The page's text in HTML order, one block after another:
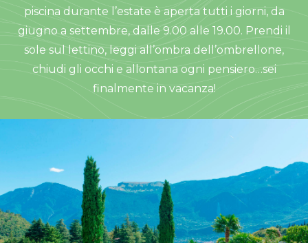
piscina durante l’estate è aperta tutti i giorni, da
giugno a settembre, dalle 9.00 alle 19.00. Prendi il
sole sul lettino, leggi all’ombra dell’ombrellone,
chiudi gli occhi e allontana ogni pensiero…sei
finalmente in vacanza!